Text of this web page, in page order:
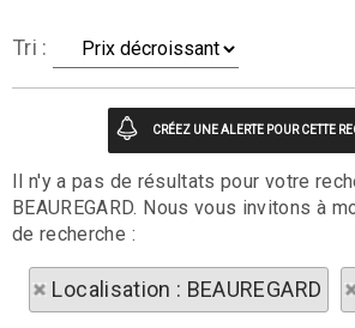
Tri :
Il n'y a pas de résultats pour votre
BEAUREGARD. Nous vous invitons à
de recherche :
Localisation : BEAUREGARD